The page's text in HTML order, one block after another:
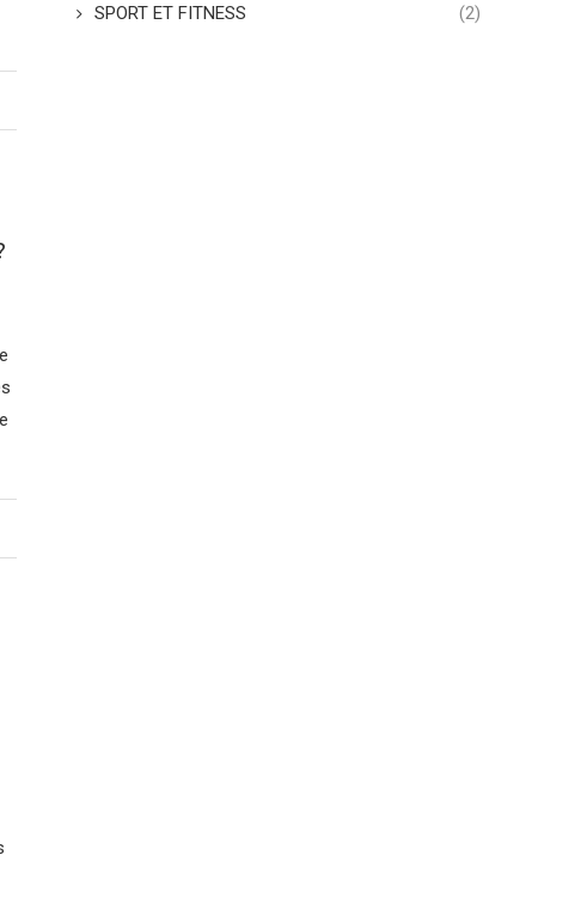
SPORT ET FITNESS (2)